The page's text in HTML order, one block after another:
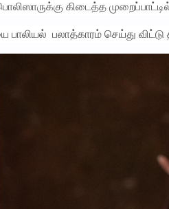
பொலிஸாருக்கு கிடைத்த
பாலியல் பலாத்காரம் செய்து